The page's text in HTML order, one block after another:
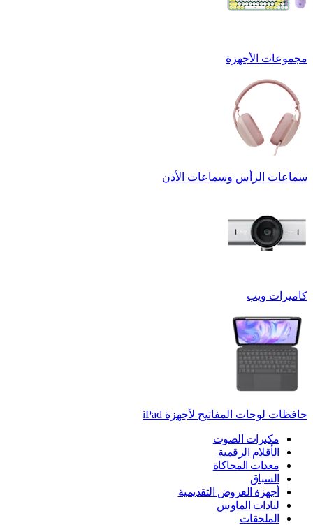
مجموعات الأجهزة
سماعات الرأس وسماعات الأذن
كاميرات ويب
حافظات لوحات المفاتيح لأجهزة ‏iPad
مكبرات الصوت
الأقلام الرقمية
معدات المحاكاة
السباق
أجهزة العروض التقديمية
لبادات الماوس
الملحقات